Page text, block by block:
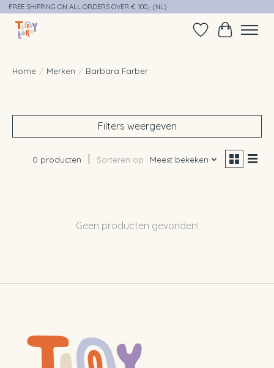
FREE SHIPPING ON ALL ORDERS OVER € 100,- (NL)
Verlanglijst
Home / Merken / Barbara Farber
Filters weergeven
0 producten Sorteren op Meest bekeken
Geen producten gevonden!